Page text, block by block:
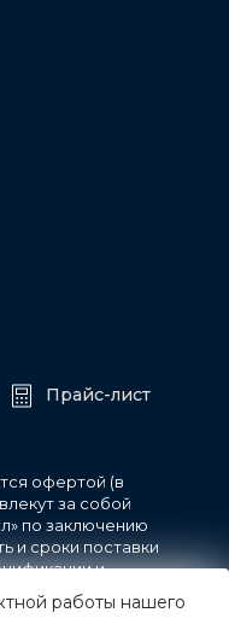
Прайс-лист
офертой (в
за собой
по заключению
и сроки поставки
и
Спецификации на
работы нашего